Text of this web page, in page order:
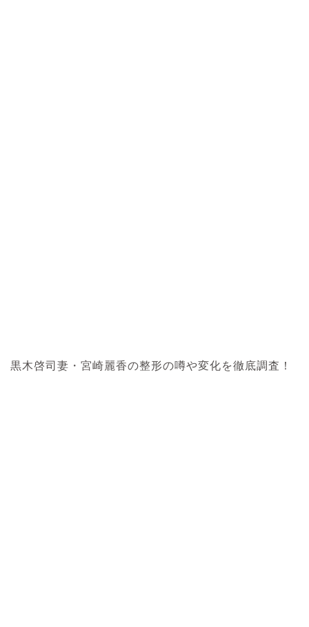
黒木啓司妻・宮崎麗香の整形の噂や変化を徹底調査！